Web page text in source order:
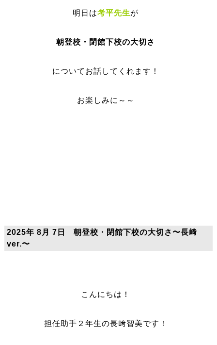
明日は考平先生が
朝登校・閉館下校の大切さ
についてお話してくれます！
お楽しみに～～
2025年 8月 7日 朝登校・閉館下校の大切さ〜長﨑
ver.〜
こんにちは！
担任助手２年生の長﨑智美です！